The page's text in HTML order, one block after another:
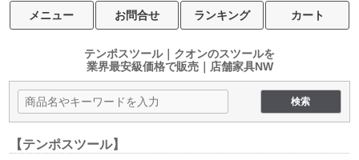
メニュー お問合せ ランキング カート
テンポスツール｜クオンのスツールを
業界最安級価格で販売｜店舗家具NW
【テンポスツール】